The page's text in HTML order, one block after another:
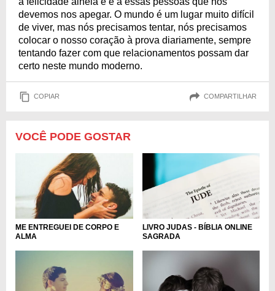
devemos nos apegar. O mundo é um lugar muito difícil
de viver, mas nós precisamos tentar, nós precisamos
colocar o nosso coração à prova diariamente, sempre
tentando fazer com que relacionamentos possam dar
certo neste mundo moderno.
COPIAR COMPARTILHAR
VOCÊ PODE GOSTAR
ME ENTREGUEI DE CORPO E
ALMA
LIVRO JUDAS - BÍBLIA ONLINE
SAGRADA